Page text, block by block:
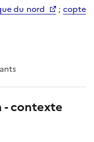
du nord ; copte
contexte